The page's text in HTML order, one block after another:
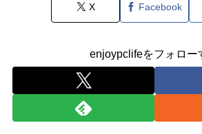
X Facebook
enjoypclifeをフォロー